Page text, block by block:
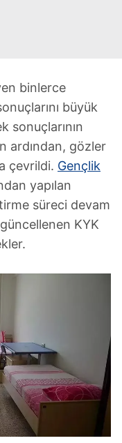
binlerce
büyük
sonuçlarının
ardından, gözler
çevrildi. Gençlik
yapılan
süreci devam
KYK